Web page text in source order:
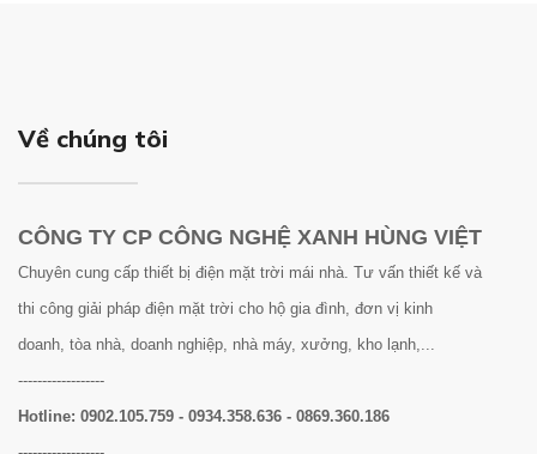
Về chúng tôi
CÔNG TY CP CÔNG NGHỆ XANH HÙNG VIỆT
Chuyên cung cấp thiết bị điện mặt trời mái nhà. Tư vấn thiết kế và
thi công giải pháp điện mặt trời cho hộ gia đình, đơn vị kinh
doanh, tòa nhà, doanh nghiệp, nhà máy, xưởng, kho lạnh,...
------------------
Hotline: 0902.105.759 - 0934.358.636 - 0869.360.186